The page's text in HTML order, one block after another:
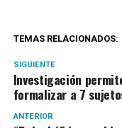
TEMAS RELACIONADOS:
SIGUIENTE
Investigación
formalizar a 7
ANTERIOR